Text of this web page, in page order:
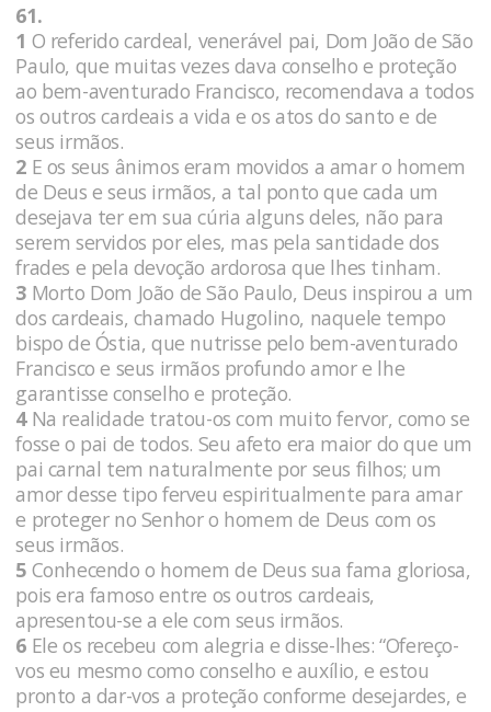
61.
1 O referido cardeal, venerável pai, Dom João de São
Paulo, que muitas vezes dava conselho e proteção
ao bem-aventurado Francisco, recomendava a todos
os outros cardeais a vida e os atos do santo e de
seus irmãos.
2 E os seus ânimos eram movidos a amar o homem
de Deus e seus irmãos, a tal ponto que cada um
desejava ter em sua cúria alguns deles, não para
serem servidos por eles, mas pela santidade dos
frades e pela devoção ardorosa que lhes tinham.
3 Morto Dom João de São Paulo, Deus inspirou a um
dos cardeais, chamado Hugolino, naquele tempo
bispo de Óstia, que nutrisse pelo bem-aventurado
Francisco e seus irmãos profundo amor e lhe
garantisse conselho e proteção.
4Na realidade tratou-os com muito fervor, como se
fosse o pai de todos. Seu afeto era maior do que um
pai carnal tem naturalmente por seus filhos; um
amor desse tipo ferveu espiritualmente para amar
e proteger no Senhor o homem de Deus com os
seus irmãos.
5 Conhecendo o homem de Deus sua fama gloriosa,
pois era famoso entre os outros cardeais,
apresentou-se a ele com seus irmãos.
6 Ele os recebeu com alegria e disse-lhes: “Ofereço-
vos eu mesmo como conselho e auxílio, e estou
pronto a dar-vos a proteção conforme desejardes, e